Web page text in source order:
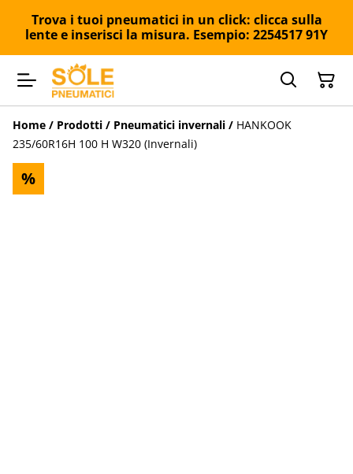
Trova i tuoi pneumatici in un click: clicca sulla
lente e inserisci la misura. Esempio: 2254517 91Y
Home / Prodotti / Pneumatici invernali / HANKOOK
235/60R16H 100 H W320 (Invernali)
%